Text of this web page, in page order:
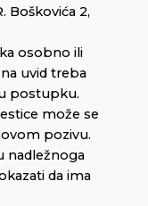
Boškovića 2,
osobno ili
uvid treba
postupku.
može se
pozivu.
nadležnoga
da ima